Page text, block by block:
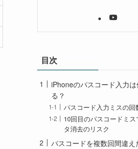
目次
iPhoneのパスコード入力
る？
パスコード入力ミスの
10回目のパスコードミ
タ消去のリスク
パスコードを複数回間違